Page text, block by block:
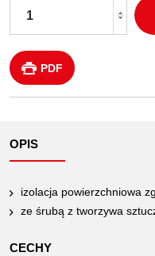
PDF
OPIS
izolacja powierzchniowa
ze śrubą z tworzywa
CECHY